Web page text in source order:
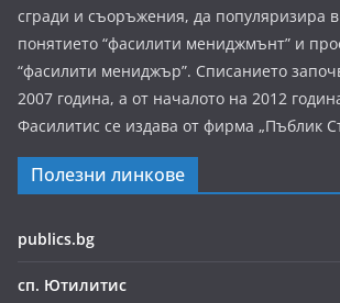
сгради и съоръжения, да популяризира
понятието “фасилити мениджмънт” и
“фасилити мениджър”. Списанието
2007 година, а от началото на 2012
Фасилитис се издава от фирма „Пъблик
Полезни линкове
publics.bg
сп. Ютилитис